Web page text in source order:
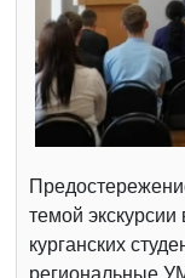
темой
курганских
региональные